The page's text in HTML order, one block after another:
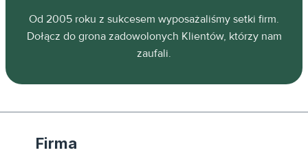
Od 2005 roku z sukcesem wyposażaliśmy setki firm.
Dołącz do grona zadowolonych Klientów, którzy nam
zaufali.
Firma